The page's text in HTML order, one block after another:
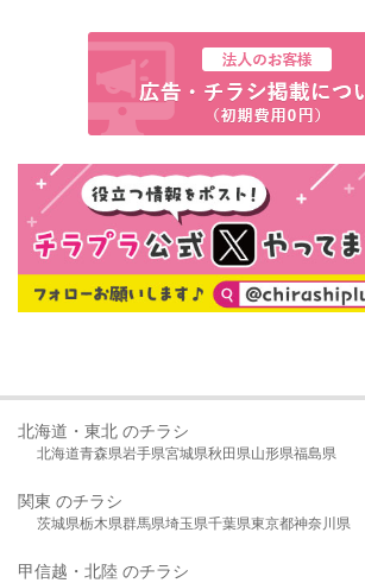
北海道・東北 のチラシ
北海道青森県岩手県宮城県秋田県山形県福島県
関東 のチラシ
茨城県栃木県群馬県埼玉県千葉県東京都神奈川県
甲信越・北陸 のチラシ